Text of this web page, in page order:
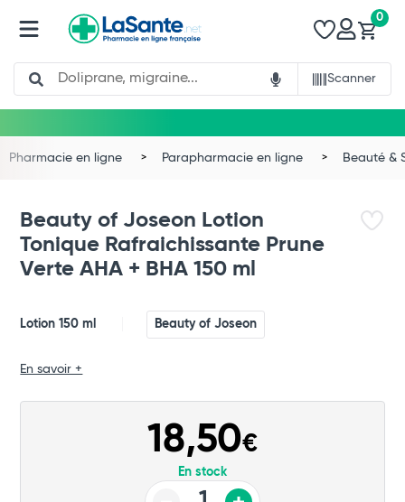
Search
Scanner
0
Pharmacie en ligne Parapharmacie en ligne Beauté &
Beauty of Joseon Lotion
Tonique Rafraichissante Prune
Verte AHA + BHA 150 ml
Lotion 150 ml Beauty of Joseon
En savoir +
18,50€
En stock